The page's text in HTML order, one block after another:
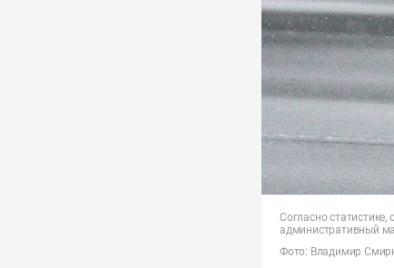
Согласно
административный
Фото: Владимир